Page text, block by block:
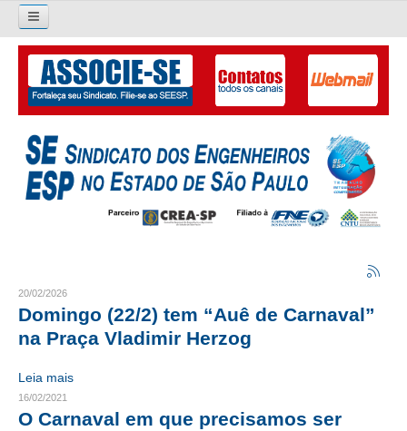
Pesquisar...
O SINDICATO
APRESENTAÇÃO
PALAVRA DO PRESIDENTE
LIVRO GESTÃO 2026-2029
SUBSEDES SINDICAIS
ORGANOGRAMA
20/02/2026
Domingo (22/2) tem “Auê de Carnaval”
na Praça Vladimir Herzog
Leia mais
16/02/2021
O Carnaval em que precisamos ser